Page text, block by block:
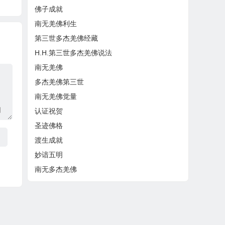
佛子成就
南无羌佛利生
第三世多杰羌佛经藏
H.H.第三世多杰羌佛说法
南无羌佛
多杰羌佛第三世
南无羌佛觉量
认证祝贺
圣迹佛格
渡生成就
妙谙五明
南无多杰羌佛